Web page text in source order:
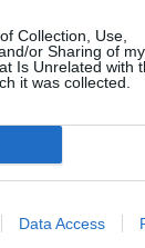
Collection, Use,
or Sharing of my
Is Unrelated with
it was collected.
Data Access